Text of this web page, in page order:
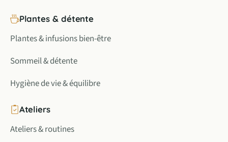
Plantes & détente
Plantes & infusions bien-être
Sommeil & détente
Hygiène de vie & équilibre
Ateliers
Ateliers & routines